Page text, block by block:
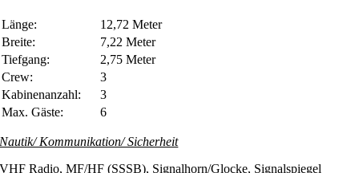
Länge:
12,72 Meter
Breite:
7,22 Meter
Tiefgang:
2,75 Meter
Crew:
3
Kabinenanzahl:
3
Max. Gäste:
6
Nautik/ Kommunikation/ Sicherheit
VHF Radio, MF/HF (SSSB), Signalhorn/Glocke, Signalspiegel